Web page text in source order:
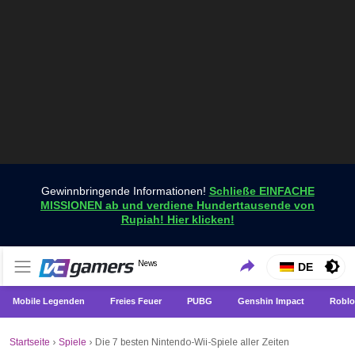
Gewinnbringende Informationen! Schließe EINFACHE
MISSIONEN ab und verdiene Hunderttausende von
Rupiah! Hier klicken!
VCGamers-Neuigkeiten
News
Holen Sie sich die neuesten Spielnachrichten nur bei
VCGamers
DE
Mobile Legenden Freies Feuer PUBG Genshin Impact
Startseite › Spiele › Die 7 besten Nintendo-Wii-Spiele aller Zeiten